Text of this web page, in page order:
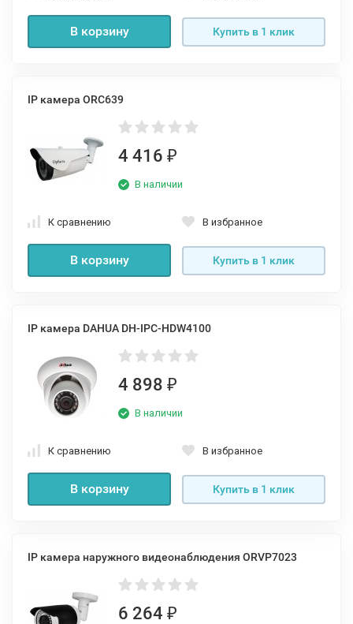
В корзину Купить в 1 клик
IP камера ORС639
4 416 ₽
В наличии
К сравнению В избранное
В корзину Купить в 1 клик
IP камера DAHUA DH-IPC-HDW4100
4 898 ₽
В наличии
К сравнению В избранное
В корзину Купить в 1 клик
IP камера наружного видеонаблюдения ORVP7023
6 264 ₽